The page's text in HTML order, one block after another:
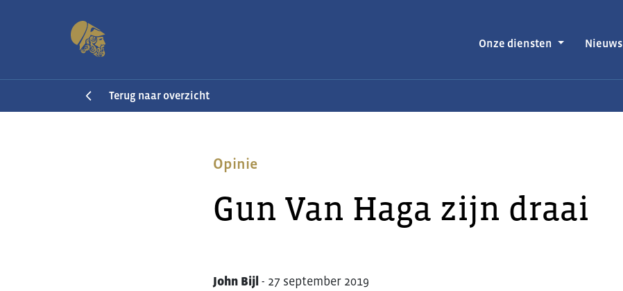
Onze diensten Nieuws
Terug naar overzicht
Opinie
Gun Van Haga zijn draai
John Bijl - 27 september 2019